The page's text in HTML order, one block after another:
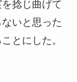
捻じ曲げて
いと思った
とにした。